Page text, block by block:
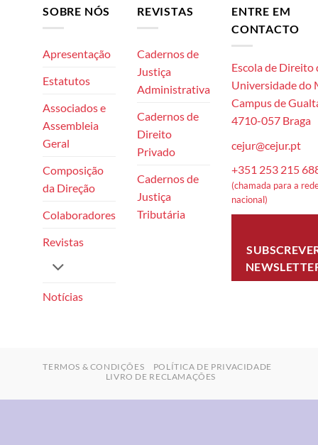
SOBRE NÓS
Apresentação
Estatutos
Associados e
Assembleia
Geral
Composição
da Direção
Colaboradores
Revistas
Notícias
REVISTAS
Cadernos de
Justiça
Administrativa
Cadernos de
Direito
Privado
Cadernos de
Justiça
Tributária
ENTRE EM
CONTACTO
Escola de Direito
Universidade do
Campus de
4710-057 Braga
cejur@cejur.pt
+351 253 215
(chamada para a
nacional)
TERMOS & CONDIÇÕES
POLÍTICA DE PRIVACIDADE
LIVRO DE RECLAMAÇÕES